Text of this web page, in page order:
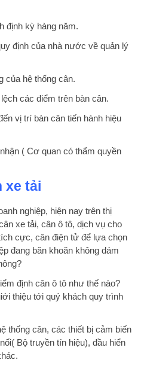
định kỳ hàng năm.
định của nhà nước về quản lý
của hệ thống cân.
các điểm trên bàn cân.
vị trí bàn cân tiến hành hiệu
( Cơ quan có thẩm quyền
xe tải
nghiệp, hiện nay trên thị
xe tải, cân ô tô, dịch vụ cho
cực, cân điện tử để lựa chọn
đang băn khoăn không dám
định cân ô tô như thế nào?
thiệu tới quý khách quy trình
thống cân, các thiết bị cảm biến
Bộ truyền tín hiệu), đầu hiển